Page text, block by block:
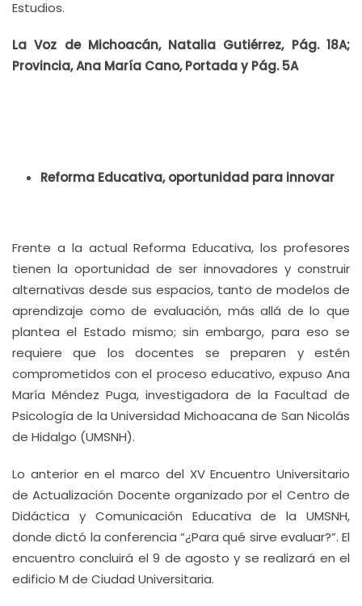
Estudios.
La Voz de Michoacán, Natalia Gutiérrez, Pág. 18A;
Provincia, Ana María Cano, Portada y Pág. 5A
Reforma Educativa, oportunidad para innovar
Frente a la actual Reforma Educativa, los profesores
tienen la oportunidad de ser innovadores y construir
alternativas desde sus espacios, tanto de modelos de
aprendizaje como de evaluación, más allá de lo que
plantea el Estado mismo; sin embargo, para eso se
requiere que los docentes se preparen y estén
comprometidos con el proceso educativo, expuso Ana
María Méndez Puga, investigadora de la Facultad de
Psicología de la Universidad Michoacana de San Nicolás
de Hidalgo (UMSNH).
Lo anterior en el marco del XV Encuentro Universitario
de Actualización Docente organizado por el Centro de
Didáctica y Comunicación Educativa de la UMSNH,
donde dictó la conferencia “¿Para qué sirve evaluar?”. El
encuentro concluirá el 9 de agosto y se realizará en el
edificio M de Ciudad Universitaria.